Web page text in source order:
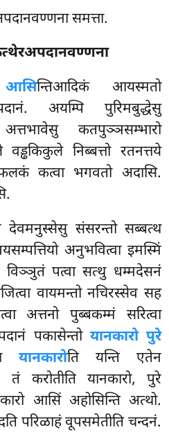
समत्ता.
न्तिआदिकं आयस्मतो
अयम्पि पुरिमबुद्धेसु
कतपुञ्ञसम्भारो
निब्बत्तो रतनत्तये
कत्वा भगवतो अदासि.
संसरन्तो सब्बत्थ
अनुभवित्वा इमस्मिं
विञ्ञुतं पत्वा सत्थु धम्मदेसनं
वायमन्तो नचिरस्सेव सह
अत्तनो पुब्बकम्मं सरित्वा
पकासेन्तो यानकारो पुरे
यानकारोति यन्ति एतेन
तं करोतीति यानकारो, पुरे
आसिं अहोसिन्ति अत्थो.
परिळाहं वूपसमेतीति चन्दनं.